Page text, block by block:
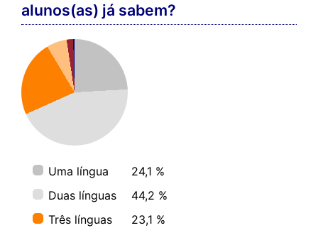
alunos(as) já sabem?
Uma língua
24,1 %
Duas línguas
44,2 %
Três línguas
23,1 %